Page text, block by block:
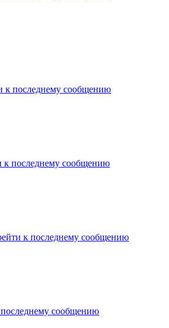
к последнему сообщению
к последнему сообщению
к последнему сообщению
сообщению